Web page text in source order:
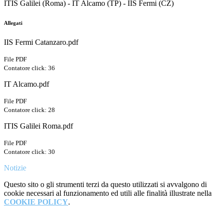
ITIS Galilei (Roma) - IT Alcamo (TP) - IIS Fermi (CZ)
Allegati
IIS Fermi Catanzaro.pdf
File PDF
Contatore click: 36
IT Alcamo.pdf
File PDF
Contatore click: 28
ITIS Galilei Roma.pdf
File PDF
Contatore click: 30
Notizie
Questo sito o gli strumenti terzi da questo utilizzati si avvalgono di
cookie necessari al funzionamento ed utili alle finalità illustrate nella
COOKIE POLICY.